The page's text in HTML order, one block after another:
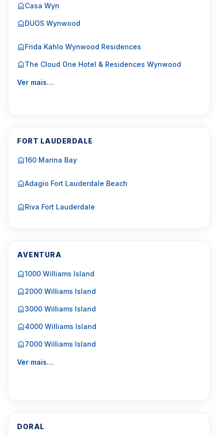
Casa Wyn
DUOS Wynwood
Frida Kahlo Wynwood Residences
The Cloud One Hotel & Residences Wynwood
Ver mais…
FORT LAUDERDALE
160 Marina Bay
Adagio Fort Lauderdale Beach
Riva Fort Lauderdale
AVENTURA
1000 Williams Island
2000 Williams Island
3000 Williams Island
4000 Williams Island
7000 Williams Island
Ver mais…
DORAL